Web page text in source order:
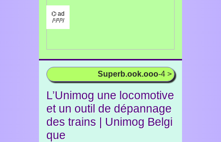
⌬ ad
/¹/²/³/
Superb.ook.ooo-4 >
L’Unimog une locomotive
et un outil de dépannage
des trains | Unimog Belgi
que